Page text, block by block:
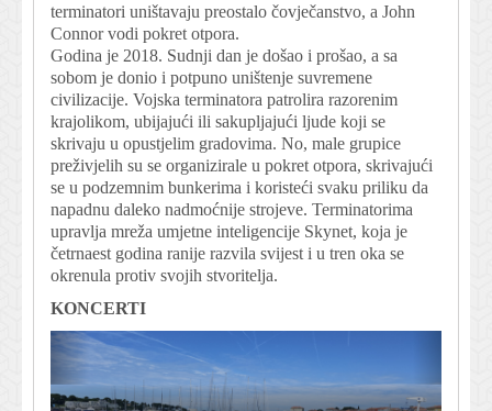
terminatori uništavaju preostalo čovječanstvo, a John
Connor vodi pokret otpora.
Godina je 2018. Sudnji dan je došao i prošao, a sa
sobom je donio i potpuno uništenje suvremene
civilizacije. Vojska terminatora patrolira razorenim
krajolikom, ubijajući ili sakupljajući ljude koji se
skrivaju u opustjelim gradovima. No, male grupice
preživjelih su se organizirale u pokret otpora, skrivajući
se u podzemnim bunkerima i koristeći svaku priliku da
napadnu daleko nadmoćnije strojeve. Terminatorima
upravlja mreža umjetne inteligencije Skynet, koja je
četrnaest godina ranije razvila svijest i u tren oka se
okrenula protiv svojih stvoritelja.
KONCERTI